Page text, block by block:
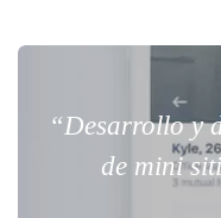
“Desarrollo y
de mini